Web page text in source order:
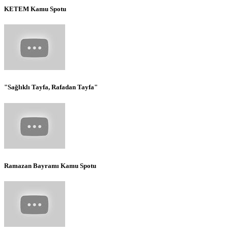
KETEM Kamu Spotu
"Sağlıklı Tayfa, Rafadan Tayfa"
Ramazan Bayramı Kamu Spotu